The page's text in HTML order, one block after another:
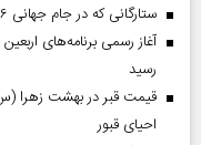
ستارگانی که در جام جهانی ۲۰۲۶ بازی نکردند
رسید
احیای قبور